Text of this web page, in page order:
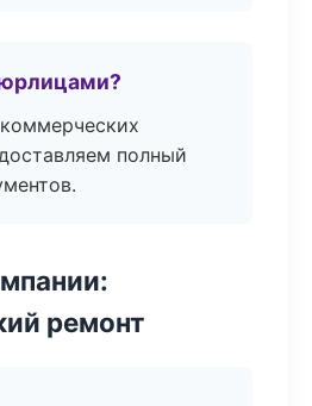
полный
ремонт